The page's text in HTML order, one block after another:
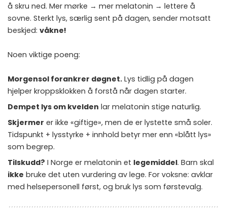
å skru ned. Mer mørke → mer melatonin → lettere å
sovne. Sterkt lys, særlig sent på dagen, sender motsatt
beskjed: våkne!
Noen viktige poeng:
Morgensol forankrer døgnet. Lys tidlig på dagen
hjelper kroppsklokken å forstå når dagen starter.
Dempet lys om kvelden lar melatonin stige naturlig.
Skjermer er ikke «giftige», men de er lystette små soler.
Tidspunkt + lysstyrke + innhold betyr mer enn «blått lys»
som begrep.
Tilskudd? I Norge er melatonin et legemiddel. Barn skal
ikke bruke det uten vurdering av lege. For voksne: avklar
med helsepersonell først, og bruk lys som førstevalg.